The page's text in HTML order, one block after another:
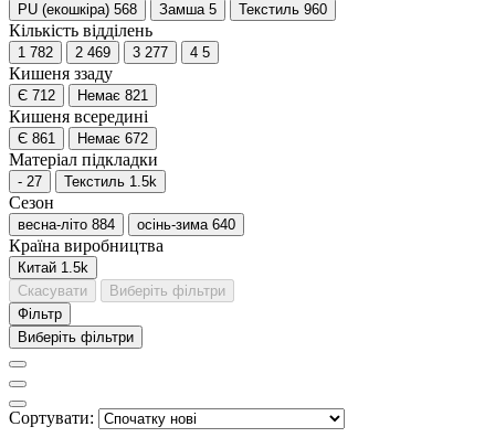
PU (екошкіра) 568 Замша 5 Текстиль 960
Кількість відділень
1 782 2 469 3 277 4 5
Кишеня ззаду
Є 712 Немає 821
Кишеня всередині
Є 861 Немає 672
Матеріал підкладки
- 27 Текстиль 1.5k
Сезон
весна-літо 884 осінь-зима 640
Країна виробництва
Китай 1.5k
Скасувати
Виберіть фільтри
Фільтр
Виберіть фільтри
Сортувати: